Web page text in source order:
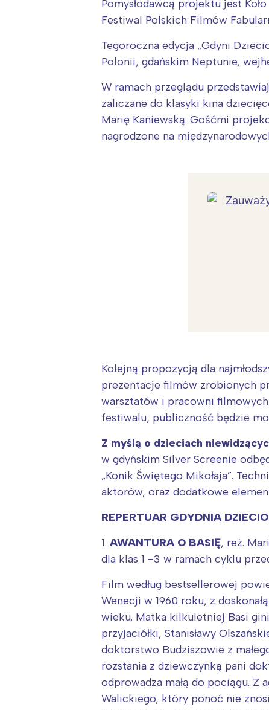
Pomysłodawcą projektu jest
Festiwal Polskich Filmów
Tegoroczna edycja „Gdyni
Polonii, gdańskim Neptunie,
W ramach przeglądu
zaliczane do klasyki kina
Marię Kaniewską. Gośćmi
nagrodzone na
Kolejną propozycją dla
prezentacje filmów zrobionych
warsztatów i pracowni
festiwalu, publiczność będzie
Z myślą o dzieciach
w gdyńskim Silver Screenie
„Konik Świętego Mikołaja”.
aktorów, oraz dodatkowe
REPERTUAR GDYDNIA
1. AWANTURA O BASIĘ, reż.
dla klas 1 -3 w ramach cyklu
Film według bestsellerowej
Wenecji w 1960 roku, z
wieku. Matka kilkuletniej Basi
przyjaciółki, Stanisławy
doktorstwo Budziszowie z
rozstania z dziewczynką pani
odprowadza małą do pociągu. Z
Walickiego, który ponoć nie